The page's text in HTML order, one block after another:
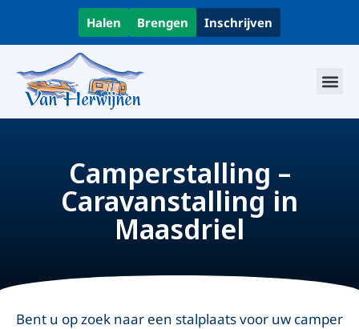
Inschrijven
Brengen
Halen
Camperstalling –
Caravanstalling in
Maasdriel
Bent u op zoek naar een stalplaats voor uw camper